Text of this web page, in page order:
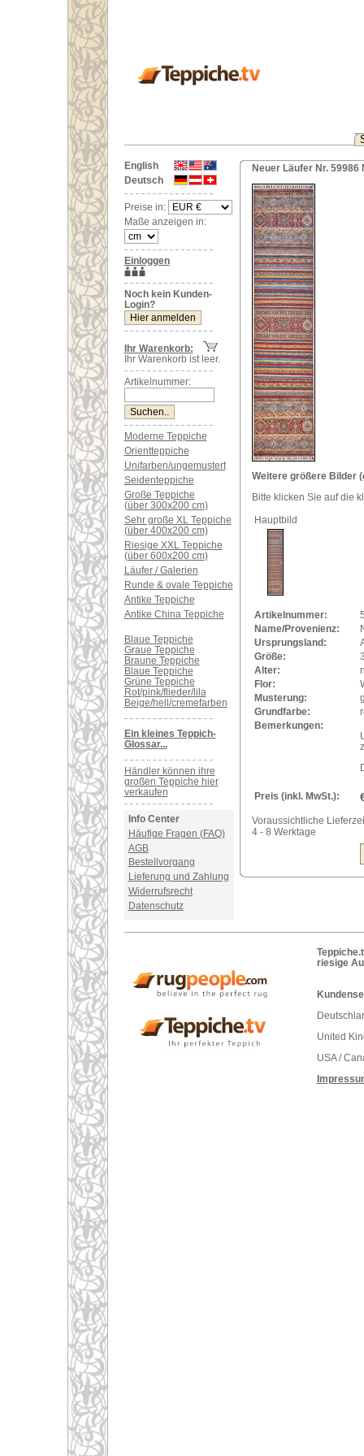
English
Deutsch
Preise in:
Maße anzeigen in:
Einloggen
Noch kein Kunden-
Login?
Ihr Warenkorb:
Ihr Warenkorb ist leer.
Artikelnummer:
Moderne Teppiche
Orientteppiche
Unifarben/ungemustert
Seidenteppiche
Große Teppiche
(über 300x200 cm)
Sehr große XL Teppiche
(über 400x200 cm)
Riesige XXL Teppiche
(über 600x200 cm)
Läufer / Galerien
Runde & ovale Teppiche
Antike Teppiche
Antike China Teppiche
Blaue Teppiche
Graue Teppiche
Braune Teppiche
Blaue Teppiche
Grüne Teppiche
Rot/pink/flieder/lila
Beige/hell/cremefarben
Ein kleines Teppich-
Glossar...
Händler können ihre
großen Teppiche hier
verkaufen
Info Center
Häufige Fragen (FAQ)
AGB
Bestellvorgang
Lieferung und Zahlung
Widerrufsrecht
Datenschutz
Neuer Läufer Nr.
Weitere größere Bilder
Bitte klicken Sie auf die
Hauptbild
Artikelnummer:
Name/Provenienz:
Ursprungsland:
Größe:
Alter:
Flor:
Musterung:
Grundfarbe:
Bemerkungen:
Preis (inkl. MwSt.):
Voraussichtliche
4 - 8 Werktage
riesige
United
USA /